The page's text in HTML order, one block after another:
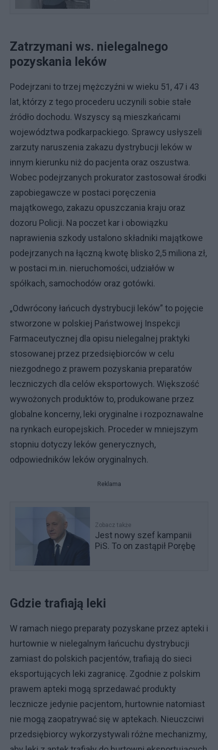
Zatrzymani ws. nielegalnego
pozyskania leków
Podejrzani to trzej mężczyźni w wieku 51, 47 i 43
lat, którzy z tego procederu uczynili sobie stałe
źródło dochodu. Wszyscy są mieszkańcami
województwa podkarpackiego. Sprawcy usłyszeli
zarzuty naruszenia zakazu dystrybucji leków w
innym kierunku niż do pacjenta oraz oszustwa.
Wobec podejrzanych prokurator zastosował środki
zapobiegawcze w postaci poręczenia
majątkowego, zakazu opuszczania kraju oraz
dozoru Policji. Na poczet kar i obowiązku
naprawienia szkody ustalono składniki majątkowe
podejrzanych na łączną kwotę blisko 2,5 miliona zł,
w postaci m.in. nieruchomości, udziałów w
spółkach, samochodów oraz gotówki.
„Odwrócony łańcuch dystrybucji leków” to pojęcie
stworzone w polskiej Państwowej Inspekcji
Farmaceutycznej dla opisu nielegalnej praktyki
stosowanej przez przedsiębiorców w celu
niezgodnego z prawem pozyskania preparatów
leczniczych dla celów eksportowych. Większość
wywożonych produktów to, produkowane przez
globalne koncerny, leki oryginalne i rozpoznawalne
na rynkach europejskich. Proceder w mniejszym
stopniu dotyczy leków generycznych,
odpowiedników leków oryginalnych.
Reklama
Zobacz także
Jest nowy szef kampanii
PiS. To on zastąpił Porębę
Gdzie trafiają leki
W ramach niego preparaty pozyskane przez apteki i
hurtownie w nielegalnym łańcuchu dystrybucji
zamiast do polskich pacjentów, trafiają do sieci
eksportujących leki zagranicę. Zgodnie z polskim
prawem apteki mogą sprzedawać produkty
lecznicze jedynie pacjentom, hurtownie natomiast
nie mogą zaopatrywać się w aptekach. Nieuczciwi
przedsiębiorcy wykorzystywali różne mechanizmy,